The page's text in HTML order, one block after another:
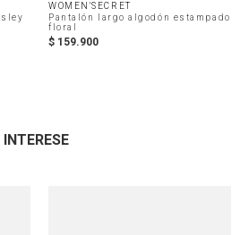
WOMEN'SECRET
Pantalón largo algodón estampado
floral
$ 159.900